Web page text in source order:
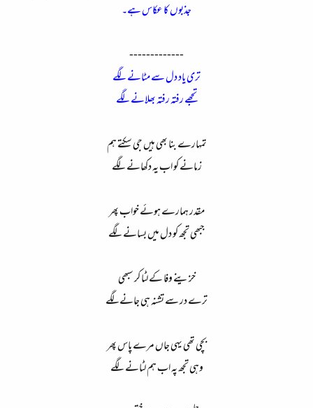
جذبوں کا عکاس ہے۔
-------------​
تری یاد دل سے مٹانے لگے
تجھے رفتہ رفتہ بھلانے لگے
تمہارے بنا بھی ہیں جی سکتے ہم​
زمانے کو اب یہ دکھانے لگے​
مقدر ہمارے ہوئے خواب پھر​
جبھی تجھ کو دل میں بسانے لگے​
خزینے وفا کے لٹا کر سبھی​
ترے در سے تشنہ ہی جانےلگے​
بچی تھی یہی جاں مرے پاس پھر​
وہی تجھ پہ اب ہم لٹانے لگے​